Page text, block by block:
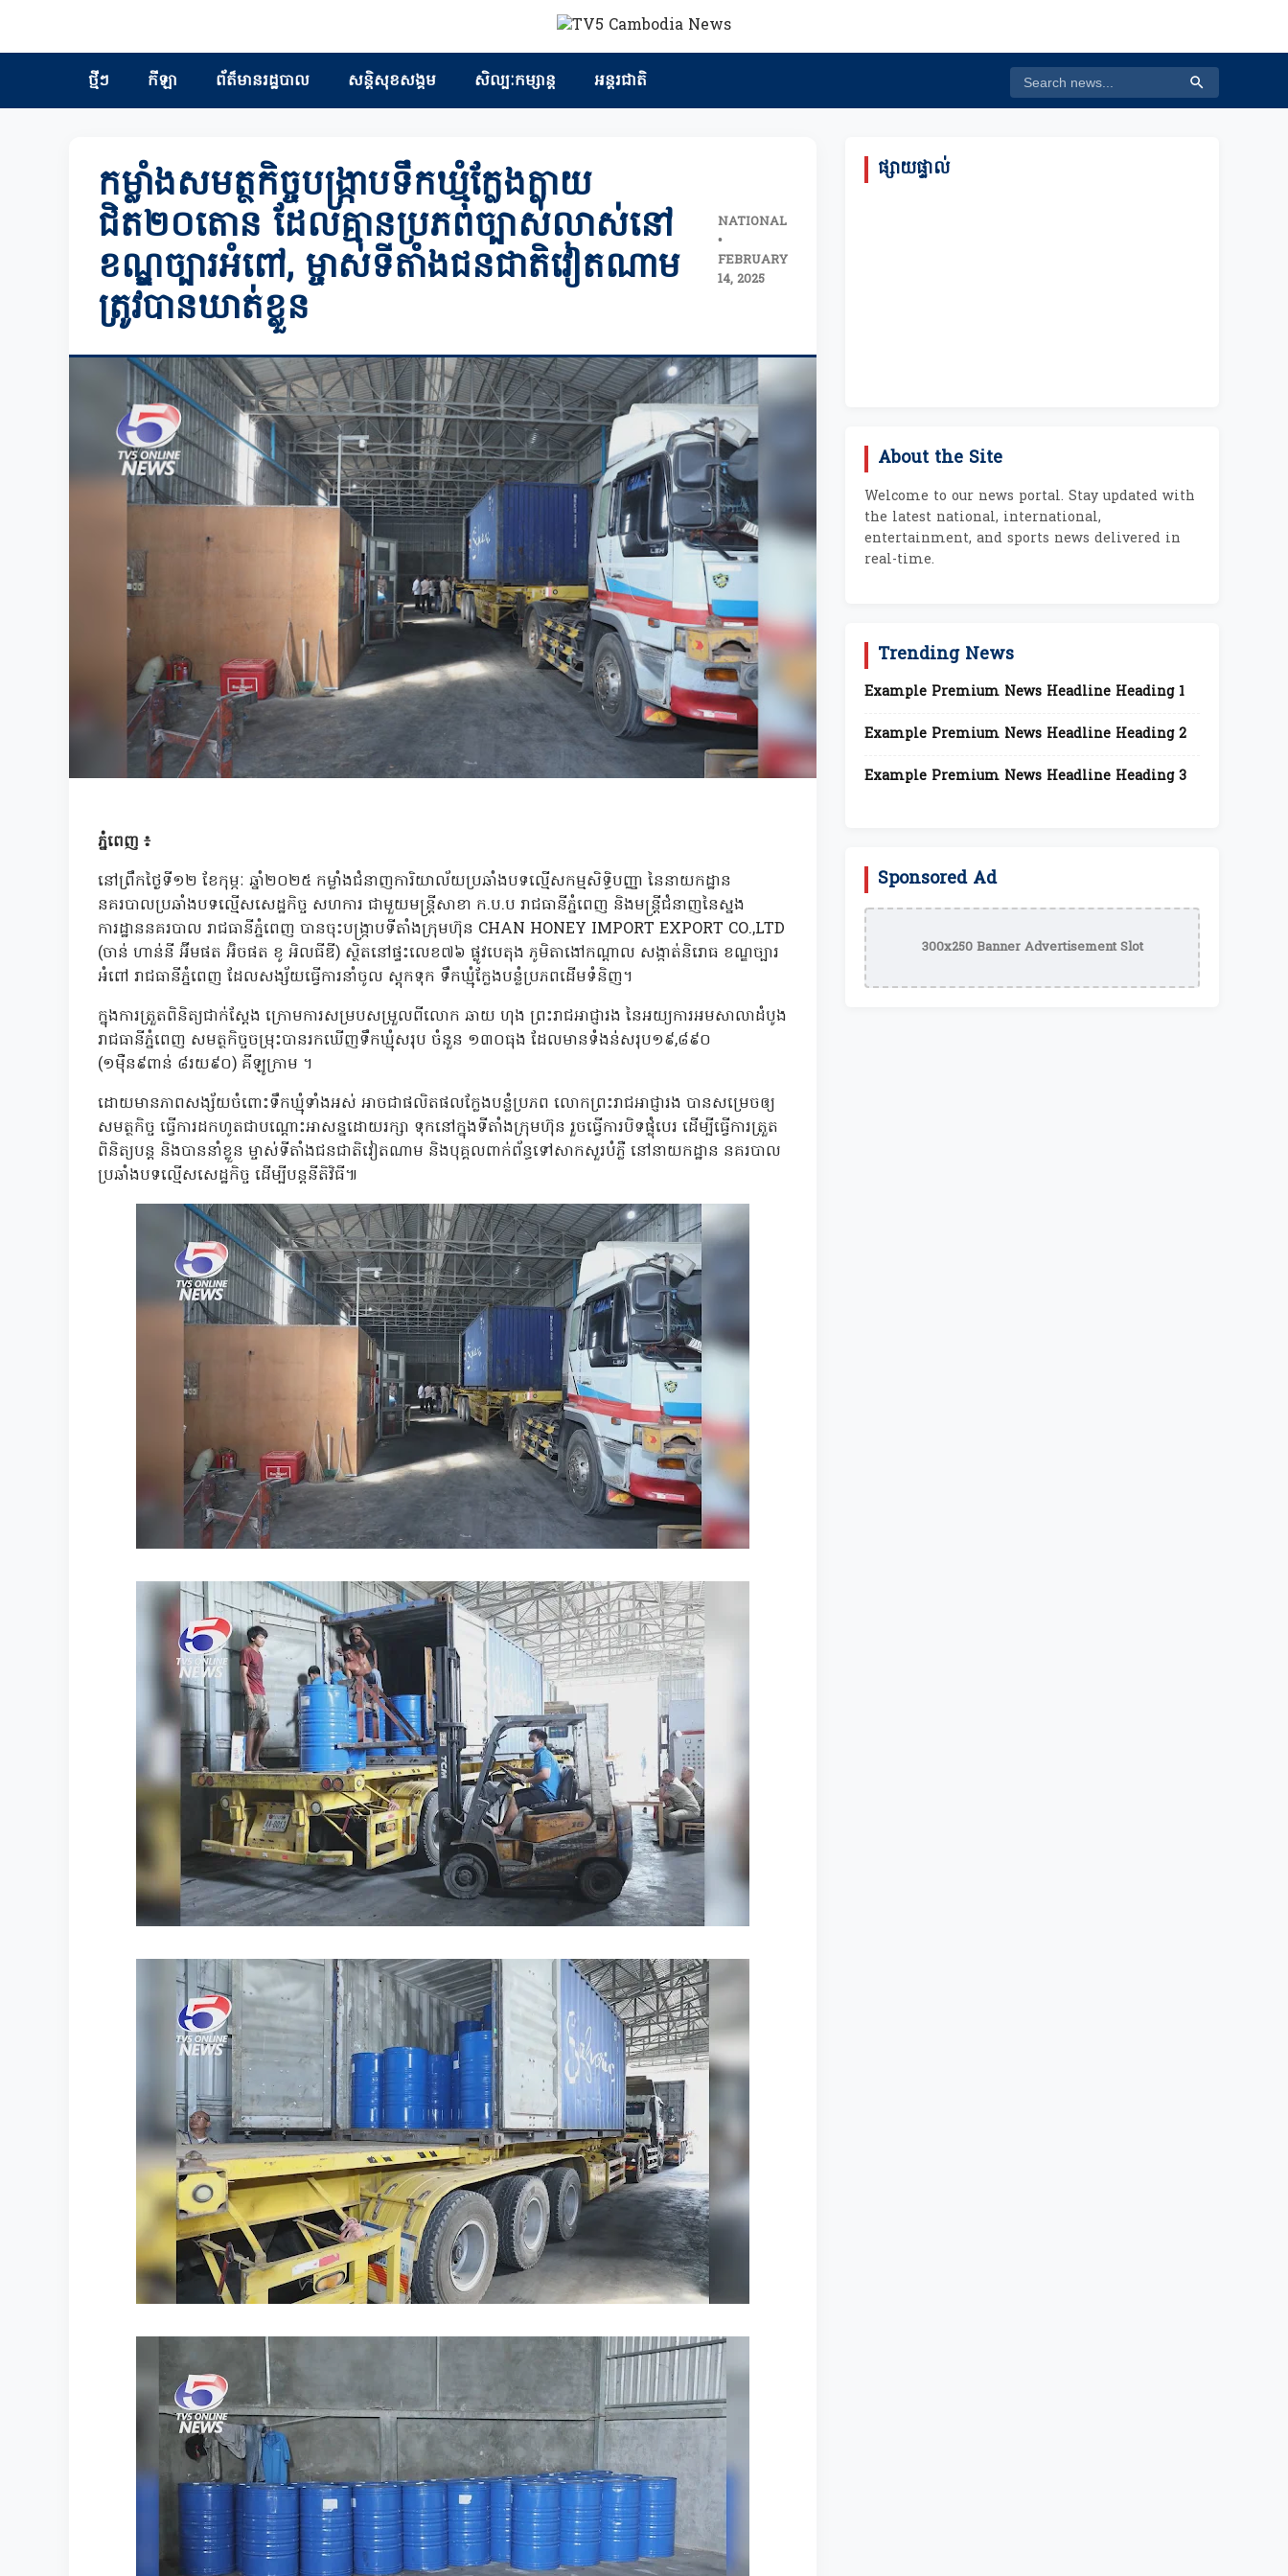
ថ្មីៗ កីឡា ព័ត៏មានរដ្ឋបាល សន្តិសុខសង្គម សិល្បៈកម្សាន្ត អន្តរជាតិ
កម្លាំងសមត្ថកិច្ចបង្ក្រាបទឹកឃ្មុំក្លែងក្លាយ
ជិត២០តោន ដែលគ្មានប្រភពច្បាស់លាស់នៅ
ខណ្ឌច្បារអំពៅ, ម្ចាស់ទីតាំងជនជាតិវៀតណាម
ត្រូវបានឃាត់ខ្លួន
NATIONAL
•
FEBRUARY
14, 2025
ភ្នំពេញ ៖
នៅព្រឹកថ្ងៃទី១២ ខែកុម្ភៈ ឆ្នាំ២០២៥ កម្លាំងជំនាញការិយាល័យប្រឆាំងបទល្មើសកម្មសិទ្ធិបញ្ញា នៃនាយកដ្ឋាន
នគរបាលប្រឆាំងបទល្មើសសេដ្ឋកិច្ច សហការ ជាមួយមន្ដ្រីសាខា ក.ប.ប រាជធានីភ្នំពេញ និងមន្ត្រីជំនាញនៃស្នង
ការដ្ឋាននគរបាល រាជធានីភ្នំពេញ បានចុះបង្រ្កាបទីតាំងក្រុមហ៊ុន CHAN HONEY IMPORT EXPORT CO.,LTD
(ចាន់ ហាន់នី អ៊ីមផត អ៊ិចផត ខូ អិលធីឌី) ស្ថិតនៅផ្ទះលេខ៧៦ ផ្លូវបេតុង ភូមិតាងៅកណ្តាល សង្កាត់និរោធ ខណ្ឌច្បារ
អំពៅ រាជធានីភ្នំពេញ ដែលសង្ស័យធ្វើការនាំចូល ស្តុកទុក ទឹកឃ្មុំក្លែងបន្លំប្រភពដើមទំនិញ។
ក្នុងការត្រួតពិនិត្យជាក់ស្តែង ក្រោមការសម្របសម្រួលពីលោក ឆាយ ហុង ព្រះរាជអាជ្ញារង នៃអយ្យការអមសាលាដំបូង
រាជធានីភ្នំពេញ សមត្ថកិច្ចចម្រុះបានរកឃើញទឹកឃ្មុំសរុប ចំនួន ១៣០ធុង ដែលមានទំងន់សរុប១៩,៨៩០
(១ម៉ឺន៩ពាន់ ៨រយ៩០) គីឡូក្រាម ។
ដោយមានភាពសង្ស័យចំពោះទឹកឃ្មុំទាំងអស់ អាចជាផលិតផលក្លែងបន្លំប្រភព លោកព្រះរាជអាជ្ញារង បានសម្រេចឲ្យ
សមត្ថកិច្ច ធ្វើការដកហូតជាបណ្តោះអាសន្នដោយរក្សា ទុកនៅក្នុងទីតាំងក្រុមហ៊ុន រួចធ្វើការបិទផ្លុំបេរ ដើម្បីធ្វើការត្រួត
ពិនិត្យបន្ត និងបាននាំខ្លួន ម្ចាស់ទីតាំងជនជាតិវៀតណាម និងបុគ្គលពាក់ព័ន្ធទៅសាកសួរបំភ្លឺ នៅនាយកដ្ឋាន នគរបាល
ប្រឆាំងបទល្មើសសេដ្ឋកិច្ច ដើម្បីបន្តនីតិវិធី៕
ផ្សាយផ្ទាល់
About the Site
Welcome to our news portal. Stay updated with
the latest national, international,
entertainment, and sports news delivered in
real-time.
Trending News
Example Premium News Headline Heading 1
Example Premium News Headline Heading 2
Example Premium News Headline Heading 3
Sponsored Ad
300x250 Banner Advertisement Slot